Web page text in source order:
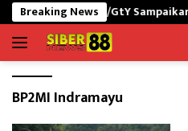
Langsung
ke
konten
Breaking News
yonif 645/GtY Sampaikan
BP2MI Indramayu